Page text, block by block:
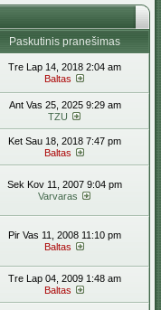
Paskutinis pranešimas
Tre Lap 14, 2018 2:04 am
Baltas
Ant Vas 25, 2025 9:29 am
TZU
Ket Sau 18, 2018 7:47 pm
Baltas
Sek Kov 11, 2007 9:04 pm
Varvaras
Pir Vas 11, 2008 11:10 pm
Baltas
Tre Lap 04, 2009 1:48 am
Baltas